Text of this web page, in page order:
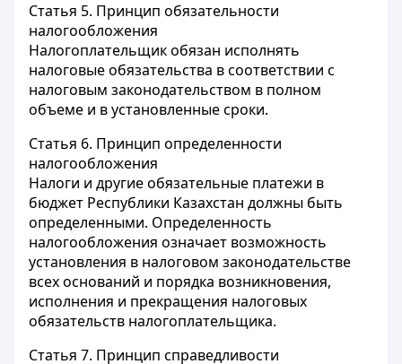
Статья 5. Принцип обязательности
налогообложения
Налогоплательщик обязан исполнять
налоговые обязательства в соответствии с
налоговым законодательством в полном
объеме и в установленные сроки.
Статья 6. Принцип определенности
налогообложения
Налоги и другие обязательные платежи в
бюджет Республики Казахстан должны быть
определенными. Определенность
налогообложения означает возможность
установления в налоговом законодательстве
всех оснований и порядка возникновения,
исполнения и прекращения налоговых
обязательств налогоплательщика.
Статья 7. Принцип справедливости